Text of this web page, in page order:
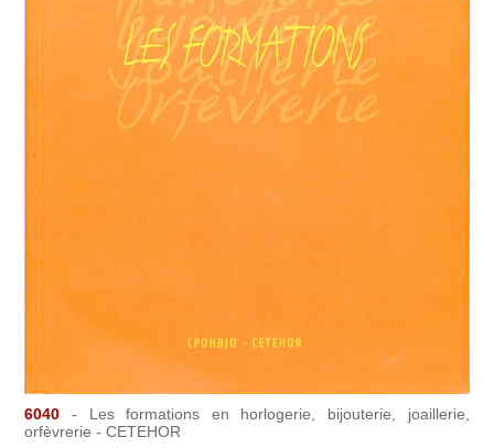
6040 - Les formations en horlogerie, bijouterie, joaillerie,
orfèvrerie - CETEHOR